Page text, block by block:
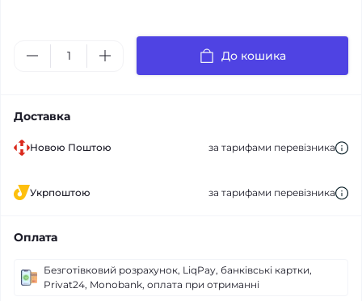
До кошика
Доставка
Новою Поштою за тарифами перевізника
Укрпоштою за тарифами перевізника
Оплата
Безготівковий розрахунок, LiqPay, банківські картки,
Privat24, Monobank, оплата при отриманні